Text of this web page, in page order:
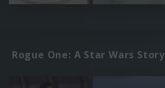
Rogue One: A Star Wars Story